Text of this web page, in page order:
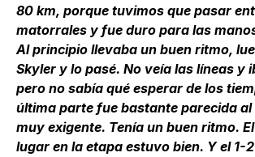
80 km, porque tuvimos que pasar
matorrales y fue duro para las
Al principio llevaba un buen ritmo,
Skyler y lo pasé. No veía las líneas y
pero no sabía qué esperar de los
última parte fue bastante parecida
muy exigente. Tenía un buen ritmo.
lugar en la etapa estuvo bien. Y el 1-